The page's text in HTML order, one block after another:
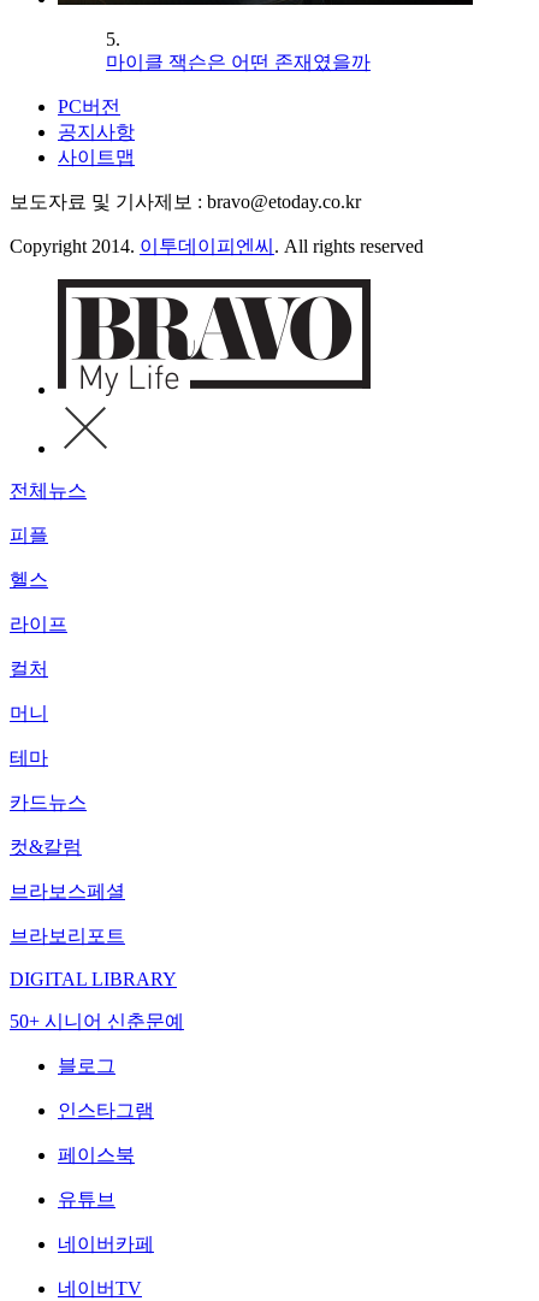
5.
마이클 잭슨은 어떤 존재였을까
PC버전
공지사항
사이트맵
보도자료 및 기사제보 : bravo@etoday.co.kr
Copyright 2014. 이투데이피엔씨 . All rights reserved
전체뉴스
피플
헬스
라이프
컬처
머니
테마
카드뉴스
컷&칼럼
브라보스페셜
브라보리포트
DIGITAL LIBRARY
50+ 시니어 신춘문예
블로그
인스타그램
페이스북
유튜브
네이버카페
네이버TV